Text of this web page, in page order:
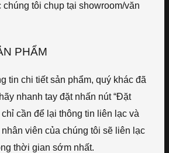
tôi chụp tại showroom/văn
PHẨM
tin chi tiết sản phẩm, quý khác đã
nhanh tay đặt nhấn nút “Đặt
chỉ cần để lại thông tin liên lạc và
viên của chúng tôi sẽ liên lạc
thời gian sớm nhất.